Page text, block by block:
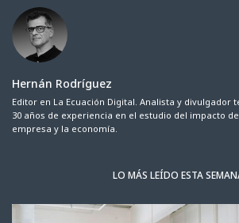
Hernán Rodríguez
Editor en La Ecuación Digital. Analista y divulgador
30 años de experiencia en el estudio del impacto
empresa y la economía.
LO MÁS LEÍDO ESTA